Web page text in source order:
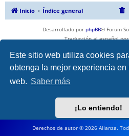
Este sitio web utiliza cookies
obtenga la mejor experiencia en
web. Saber más
¡Lo entiendo!
Inicio Índice general
Desarrollado por phpBB® Forum
Traducción al español
Derechos de autor © 2026 Alianza.